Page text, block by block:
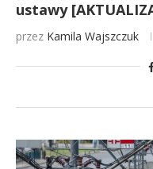
ustawy
przez Kamila Wajszczuk